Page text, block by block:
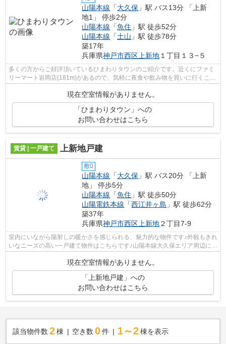
山陽本線 「大久保 」駅 バス13分 「上新
地1」 停歩2分
山陽本線 「魚住 」駅 徒歩52分
山陽本線 「土山 」駅 徒歩78分
築17年
兵庫県神戸市西区 上新地 １丁目１３−５
多くの方からご好評頂いているひまわりタウンのご紹介です。近くにファミ
リーマート岩岡店(181m)があるので、気軽に夜食や飲み物を買いに行くこと
ができます。戸建ての魅力も併せ持つ...
現在空室情報がありません。
「ひまわりタウン」への
お問い合わせはこちら
賃貸 | 一戸建て 上新地戸建
敷0
山陽本線 「大久保 」駅 バス20分 「上新
地」 停歩5分
山陽本線 「魚住 」駅 徒歩50分
山陽電鉄本線 「西江井ヶ島 」駅 徒歩62分
築37年
兵庫県神戸市西区上新地２丁目7-9
室内にいながら陽射しの暖かさを感じられる、魅力的な物件です♪外観もきれ
いなニーズの高い一戸建て物件はこちらです♪山陽本線大久保エリア周辺に
現在空室情報がありません。
「上新地戸建」への
お問い合わせはこちら
該当物件数 2棟 空き数 0 件 1～2 棟を表示